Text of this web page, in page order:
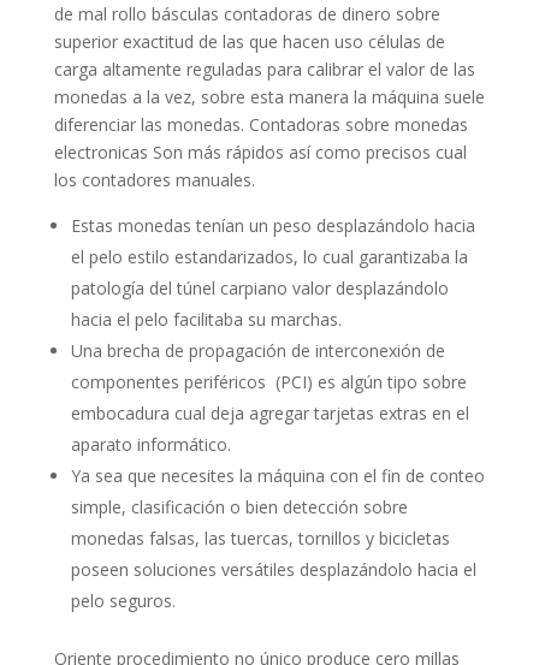
de mal rollo básculas contadoras de dinero sobre
superior exactitud de las que hacen uso células de
carga altamente reguladas para calibrar el valor de las
monedas a la vez, sobre esta manera la máquina suele
diferenciar las monedas. Contadoras sobre monedas
electronicas Son más rápidos así­ como precisos cual
los contadores manuales.
Estas monedas tenían un peso desplazándolo hacia
el pelo estilo estandarizados, lo cual garantizaba la
patologí­a del túnel carpiano valor desplazándolo
hacia el pelo facilitaba su marchas.
Una brecha de propagación de interconexión de
componentes periféricos (PCI) es algún tipo sobre
embocadura cual deja agregar tarjetas extras en el
aparato informático.
Ya sea que necesites la máquina con el fin de conteo
simple, clasificación o bien detección sobre
monedas falsas, las tuercas, tornillos y bicicletas
poseen soluciones versátiles desplazándolo hacia el
pelo seguros.
Oriente procedimiento no único produce cero millas